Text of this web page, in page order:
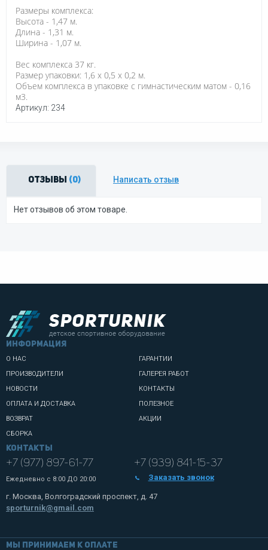
Размеры комплекса:
Высота - 1,47 м.
Длина - 1,31 м.
Ширина - 1,07 м.
Вес комплекса 37 кг.
Размер упаковки: 1,6 х 0,5 х 0,2 м.
Объем комплекса в упаковке с гимнастическим матом - 0,16
м3.
Артикул: 234
Отзывы (0) Написать отзыв
Нет отзывов об этом товаре.
информация
О НАС
ПРОИЗВОДИТЕЛИ
НОВОСТИ
ОПЛАТА И ДОСТАВКА
ВОЗВРАТ
СБОРКА
ГАРАНТИИ
ГАЛЕРЕЯ РАБОТ
КОНТАКТЫ
ПОЛЕЗНОЕ
АКЦИИ
Контакты
+7 (977) 897-61-77
Ежедневно с 8:00 ДО 20:00
+7 (939) 841-15-37
Заказать звонок
г. Москва, Волгоградский проспект, д. 47
sporturnik@gmail.com
Мы принимаем к оплате